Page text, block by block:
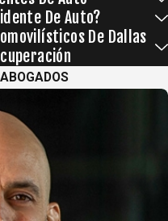
De Auto?
De Dallas